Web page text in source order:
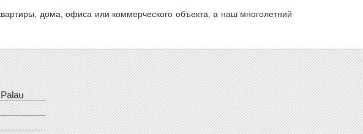
дома, офиса или коммерческого объекта, а наш многолетний